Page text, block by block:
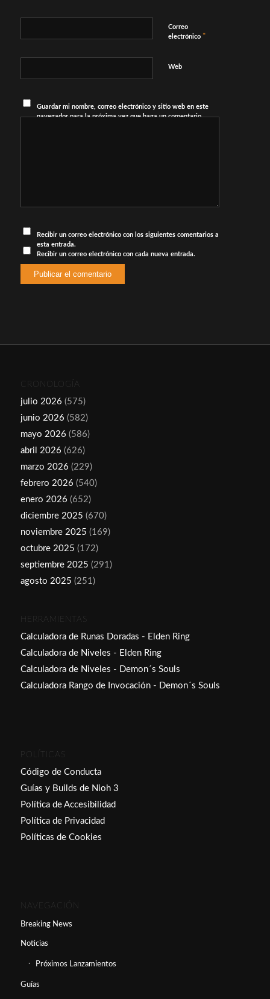
Correo
electrónico *
Web
Guardar mi nombre, correo electrónico y sitio web en este
navegador para la próxima vez que haga un comentario.
Recibir un correo electrónico con los siguientes comentarios a
esta entrada.
Recibir un correo electrónico con cada nueva entrada.
CRONOLOGÍA
julio 2026 (575)
junio 2026 (582)
mayo 2026 (586)
abril 2026 (626)
marzo 2026 (229)
febrero 2026 (540)
enero 2026 (652)
diciembre 2025 (670)
noviembre 2025 (169)
octubre 2025 (172)
septiembre 2025 (291)
agosto 2025 (251)
HERRAMIENTAS
Calculadora de Runas Doradas - Elden Ring
Calculadora de Niveles - Elden Ring
Calculadora de Niveles - Demon´s Souls
Calculadora Rango de Invocación - Demon´s Souls
POLÍTICAS
Código de Conducta
Guías y Builds de Nioh 3
Política de Accesibilidad
Política de Privacidad
Políticas de Cookies
NAVEGACIÓN
Breaking News
Noticias
Próximos Lanzamientos
Guías